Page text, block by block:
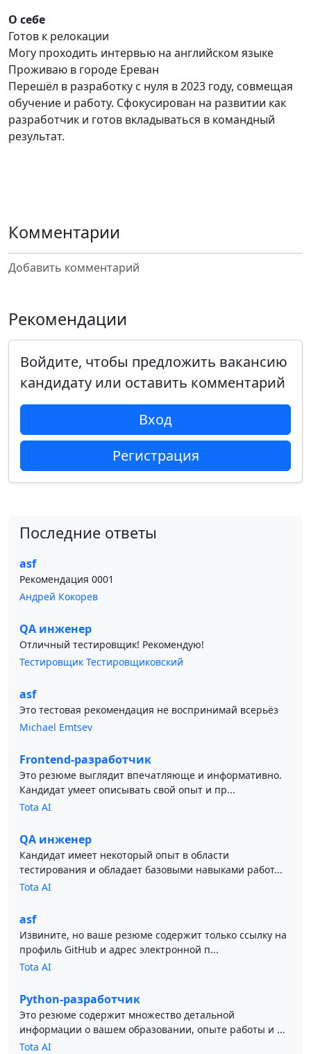
О себе
Готов к релокации
Могу проходить интервью на английском языке
Проживаю в городе Ереван
Перешёл в разработку с нуля в 2023 году, совмещая
обучение и работу. Сфокусирован на развитии как
разработчик и готов вкладываться в командный
результат.
Комментарии
Добавить комментарий
Рекомендации
Войдите, чтобы предложить вакансию
кандидату или оставить комментарий
Вход
Регистрация
Последние ответы
asf
Рекомендация 0001
Андрей Кокорев
QA инженер
Отличный тестировщик! Рекомендую!
Тестировщик Тестировщиковский
asf
Это тестовая рекомендация не воспринимай всерьёз
Michael Emtsev
Frontend-разработчик
Это резюме выглядит впечатляюще и информативно.
Кандидат умеет описывать свой опыт и пр...
Tota AI
QA инженер
Кандидат имеет некоторый опыт в области
тестирования и обладает базовыми навыками работ...
Tota AI
asf
Извините, но ваше резюме содержит только ссылку на
профиль GitHub и адрес электронной п...
Tota AI
Python-разработчик
Это резюме содержит множество детальной
информации о вашем образовании, опыте работы и ...
Tota AI